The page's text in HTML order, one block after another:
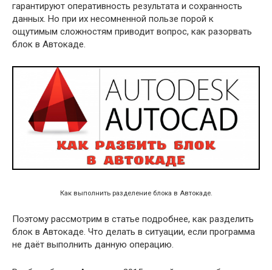
гарантируют оперативность результата и сохранность
данных. Но при их несомненной пользе порой к
ощутимым сложностям приводит вопрос, как разорвать
блок в Автокаде.
Как выполнить разделение блока в Автокаде.
Поэтому рассмотрим в статье подробнее, как разделить
блок в Автокаде. Что делать в ситуации, если программа
не даёт выполнить данную операцию.